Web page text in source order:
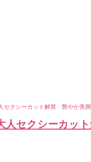
セクシーカット解禁 艶やか美
人セクシーカッ